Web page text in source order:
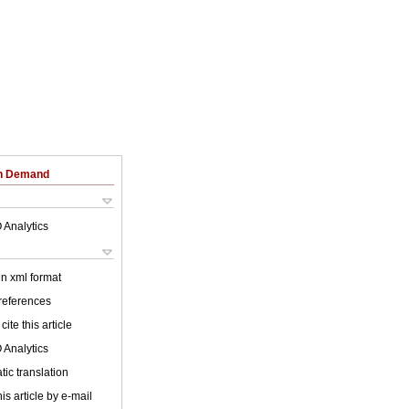
Demand
Analytics
xml format
this article
Analytics
translation
article by e-mail